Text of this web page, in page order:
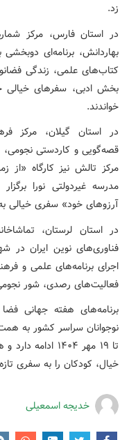
زد.
بهاردانش، برنامه‌ای
کتاب‌های علمی، زندگی
بخش ادبی، سفرهای خیالی
خواندند.
در استان گیلان، مرکز
قصه‌گویی و کاردستی نجومی،
مرکز تالش نیز کارگاه «از
مدرسه غیردولتی نورا
آرزوهای خود» سفری خیالی
در استان لرستان،
فناوری‌های نوین ایران در
اجرای برنامه‌های علمی و
فعالیت‌های رصدی، شور
برنامه‌های هفته جهانی
نوجوانان سراسر کشور به
تا ۱۹ مهر ۱۴۰۴
خیال، کودکان را به سفری
خدیجه اسمعیلی